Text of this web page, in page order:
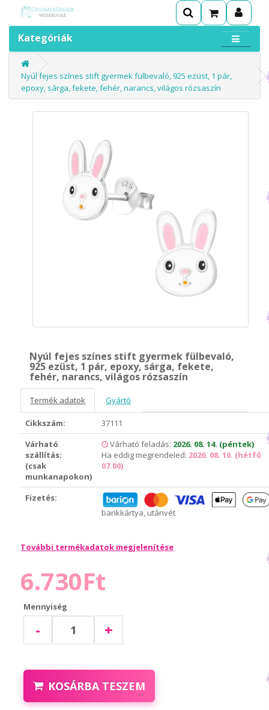
Kategóriák
Nyúl fejes színes stift gyermek fülbevaló, 925 ezüst, 1 pár,
epoxy, sárga, fekete, fehér, narancs, világos rózsaszín
Nyúl fejes színes stift gyermek fülbevaló,
925 ezüst, 1 pár, epoxy, sárga, fekete,
fehér, narancs, világos rózsaszín
Termék adatok Gyártó
Cikkszám:
37111
Várható
szállítás:
(csak
munkanapokon)
Várható feladás: 2026. 08. 14. (péntek)
Ha eddig megrendeled: 2026. 08. 10. (hétfő
07.00)
Fizetés:
bankkártya, utánvét
További termékadatok megjelenítése
6.730Ft
Mennyiség
- +
KOSÁRBA TESZEM